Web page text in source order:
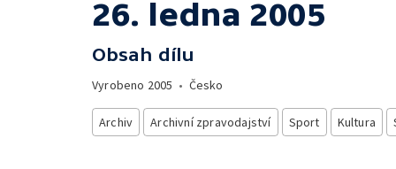
26. ledna 2005
Obsah dílu
Vyrobeno 2005 • Česko
Archiv Archivní zpravodajství Sport Kultura